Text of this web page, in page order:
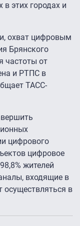
этих городах и
охват цифровым
Брянского
частоты от
и РТПС в
ТАСС-
цифрового
цифровое
жителей
входящие в
осуществляться в